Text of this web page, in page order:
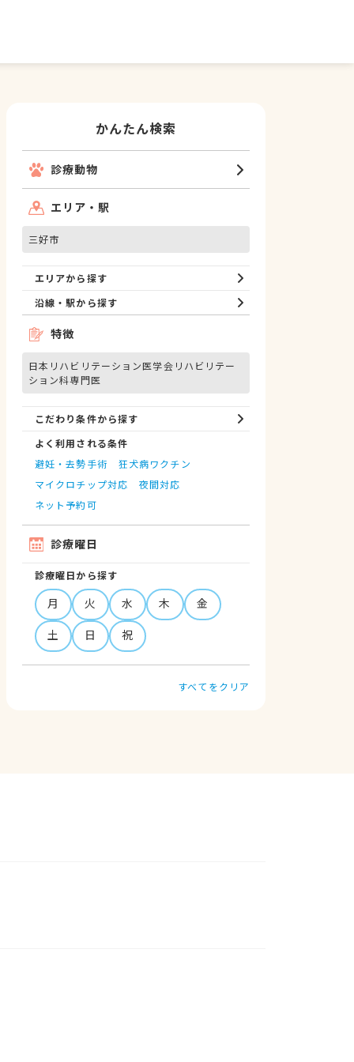
かんたん検索
診療動物
エリア・駅
三好市
エリアから探す
沿線・駅から探す
特徴
日本リハビリテーション医学会リハビリテー
ション科専門医
こだわり条件から探す
よく利用される条件
避妊・去勢手術
狂犬病ワクチン
マイクロチップ対応
夜間対応
ネット予約可
診療曜日
診療曜日から探す
月 火 水 木
金
土
日 祝
すべてをクリア